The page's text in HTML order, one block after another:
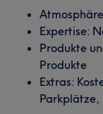
Expertise:
Produkte
Produkte
Extras:
Parkplätze,